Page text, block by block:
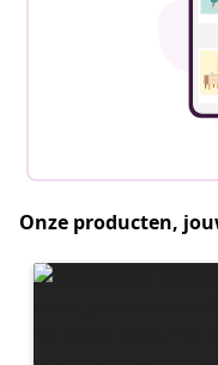
Onze producten,